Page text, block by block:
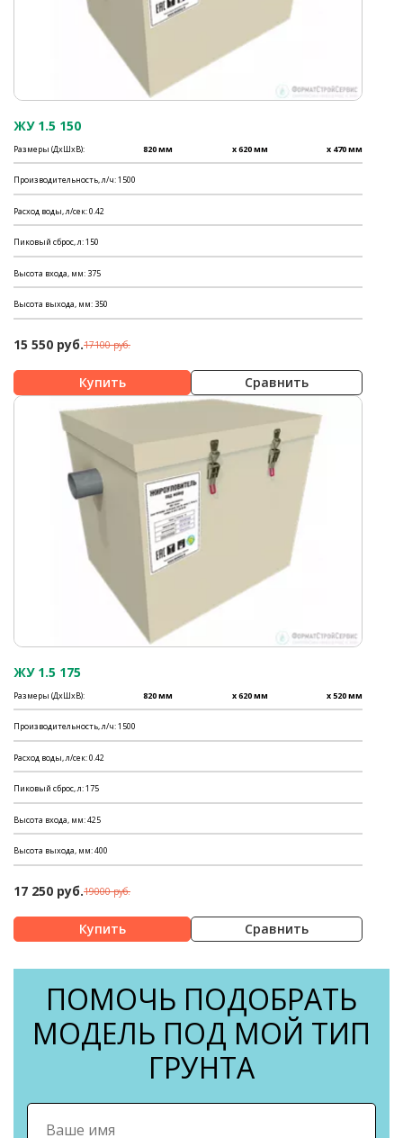
ЖУ 1.5 150
Размеры (ДхШхВ): 820 мм x 620 мм x 470 мм
Производительность, л/ч: 1500
Расход воды, л/сек: 0.42
Пиковый сброс, л: 150
Высота входа, мм: 375
Высота выхода, мм: 350
15 550 руб.17100 руб.
Сравнить
ЖУ 1.5 175
Размеры (ДхШхВ): 820 мм x 620 мм x 520 мм
Производительность, л/ч: 1500
Расход воды, л/сек: 0.42
Пиковый сброс, л: 175
Высота входа, мм: 425
Высота выхода, мм: 400
17 250 руб.19000 руб.
Сравнить
ПОМОЧЬ ПОДОБРАТЬ
МОДЕЛЬ ПОД МОЙ ТИП
ГРУНТА